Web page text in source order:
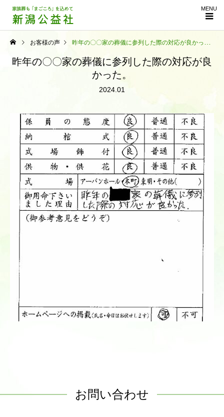
MENU
お客様の声 昨年の〇〇家の葬儀に参列した際の対応が良かった。
昨年の〇〇家の葬儀に参列した際の対応が良
かった。
2024.01
お問い合わせ